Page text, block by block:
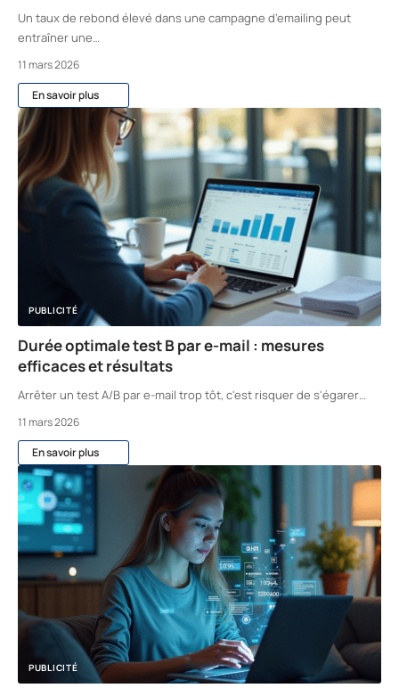
Un taux de rebond élevé dans une campagne d’emailing peut
entraîner une…
11 mars 2026
En savoir plus
PUBLICITÉ
Durée optimale test B par e-mail : mesures
efficaces et résultats
Arrêter un test A/B par e-mail trop tôt, c'est risquer de s'égarer…
11 mars 2026
En savoir plus
PUBLICITÉ